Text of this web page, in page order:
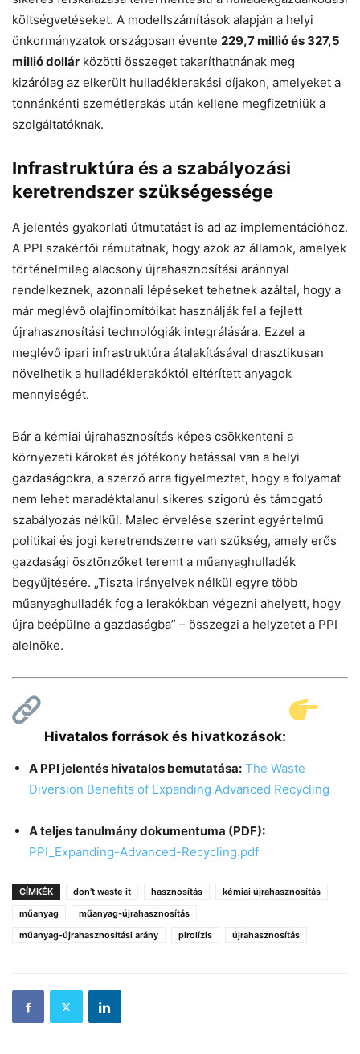
költségvetéseket. A modellszámítások alapján a helyi
önkormányzatok országosan évente 229,7 millió és 327,5
millió dollár közötti összeget takaríthatnának meg
kizárólag az elkerült hulladéklerakási díjakon, amelyeket a
tonnánkénti szemétlerakás után kellene megfizetniük a
szolgáltatóknak.
Infrastruktúra és a szabályozási
keretrendszer szükségessége
A jelentés gyakorlati útmutatást is ad az implementációhoz.
A PPI szakértői rámutatnak, hogy azok az államok, amelyek
történelmileg alacsony újrahasznosítási aránnyal
rendelkeznek, azonnali lépéseket tehetnek azáltal, hogy a
már meglévő olajfinomítóikat használják fel a fejlett
újrahasznosítási technológiák integrálására. Ezzel a
meglévő ipari infrastruktúra átalakításával drasztikusan
növelhetik a hulladéklerakóktól eltérített anyagok
mennyiségét.
Bár a kémiai újrahasznosítás képes csökkenteni a
környezeti károkat és jótékony hatással van a helyi
gazdaságokra, a szerző arra figyelmeztet, hogy a folyamat
nem lehet maradéktalanul sikeres szigorú és támogató
szabályozás nélkül. Malec érvelése szerint egyértelmű
politikai és jogi keretrendszerre van szükség, amely erős
gazdasági ösztönzőket teremt a műanyaghulladék
begyűjtésére. „Tiszta irányelvek nélkül egyre több
műanyaghulladék fog a lerakókban végezni ahelyett, hogy
újra beépülne a gazdaságba” – összegzi a helyzetet a PPI
alelnöke.
Hivatalos források és hivatkozások:
A PPI jelentés hivatalos bemutatása: The Waste
Diversion Benefits of Expanding Advanced Recycling
A teljes tanulmány dokumentuma (PDF):
PPI_Expanding-Advanced-Recycling.pdf
CÍMKÉK don't waste it hasznosítás
kémiai újrahasznosítás
műanyag
műanyag-újrahasznosítás
műanyag-újrahasznosítási arány
pirolízis újrahasznosítás